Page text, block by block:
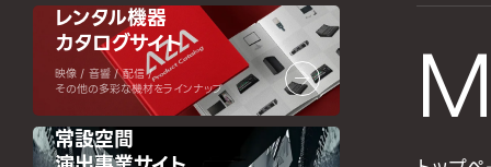
レンタル機器
カタログサイト
映像 / 音響 / 配信 /
その他の多彩な機材をラインナップ
常設空間